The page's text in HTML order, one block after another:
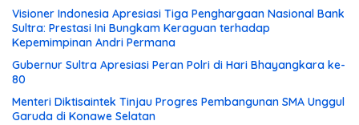
Visioner Indonesia Apresiasi Tiga Penghargaan Nasional Bank
Sultra: Prestasi Ini Bungkam Keraguan terhadap
Kepemimpinan Andri Permana
Gubernur Sultra Apresiasi Peran Polri di Hari Bhayangkara ke-
80
Menteri Diktisaintek Tinjau Progres Pembangunan SMA Unggul
Garuda di Konawe Selatan